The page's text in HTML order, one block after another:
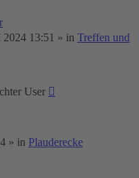
2024 13:51 » in Treffen und
User
» in Plauderecke